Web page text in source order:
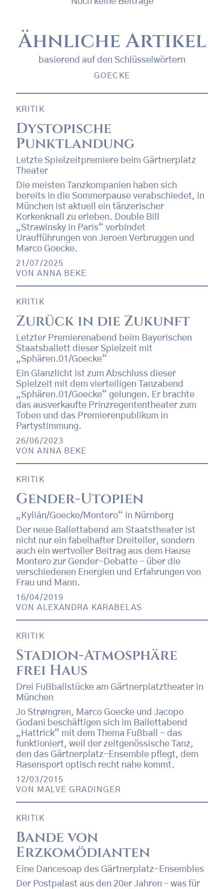
Ähnliche Artikel
basierend auf den Schlüsselwörtern
GOECKE
KRITIK
Dystopische
Punktlandung
Letzte Spielzeitpremiere beim Gärtnerplatz
Theater
Die meisten Tanzkompanien haben sich
bereits in die Sommerpause verabschiedet, in
München ist aktuell ein tänzerischer
Korkenknall zu erleben. Double Bill
„Strawinsky in Paris“ verbindet
Uraufführungen von Jeroen Verbruggen und
Marco Goecke.
21/07/2025
VONANNA BEKE
KRITIK
Zurück in die Zukunft
Letzter Premierenabend beim Bayerischen
Staatsballett dieser Spielzeit mit
„Sphären.01/Goecke“
Ein Glanzlicht ist zum Abschluss dieser
Spielzeit mit dem vierteiligen Tanzabend
„Sphären.01/Goecke“ gelungen. Er brachte
das ausverkaufte Prinzregententheater zum
Toben und das Premierenpublikum in
Partystimmung.
26/06/2023
VONANNA BEKE
KRITIK
Gender-Utopien
„Kylián/Goecke/Montero“ in Nürnberg
Der neue Ballettabend am Staatstheater ist
nicht nur ein fabelhafter Dreiteiler, sondern
auch ein wertvoller Beitrag aus dem Hause
Montero zur Gender-Debatte - über die
verschiedenen Energien und Erfahrungen von
Frau und Mann.
16/04/2019
VONALEXANDRA KARABELAS
KRITIK
Stadion-Atmosphäre
frei Haus
Drei Fußballstücke am Gärtnerplatztheater in
München
Jo Strømgren, Marco Goecke und Jacopo
Godani beschäftigen sich im Ballettabend
„Hattrick“ mit dem Thema Fußball - das
funktioniert, weil der zeitgenössische Tanz,
den das Gärtnerplatz-Ensemble pflegt, dem
Rasensport optisch recht nahe kommt.
12/03/2015
VON
MALVE GRADINGER
KRITIK
Bande von
Erzkomödianten
Eine Dancesoap des Gärtnerplatz-Ensembles
Der Postpalast aus den 20er Jahren – was für